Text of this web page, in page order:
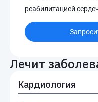
реабилитацией
Лечит
Кардиология